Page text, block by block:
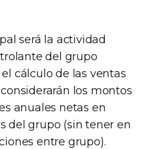
será la actividad
del grupo
cálculo de las ventas
los montos
anuales netas en
del grupo (sin tener en
entre grupo).